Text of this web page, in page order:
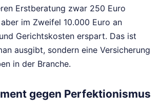
Erstberatung zwar 250 Euro
im Zweifel 10.000 Euro an
Gerichtskosten erspart. Das ist
ausgibt, sondern eine Versicherung
in der Branche.
gegen Perfektionismus